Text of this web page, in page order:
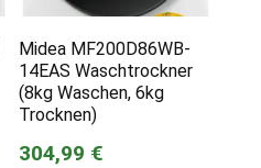
Midea MF200D86WB-
14EAS Waschtrockner
(8kg Waschen, 6kg
Trocknen)
304,99 €